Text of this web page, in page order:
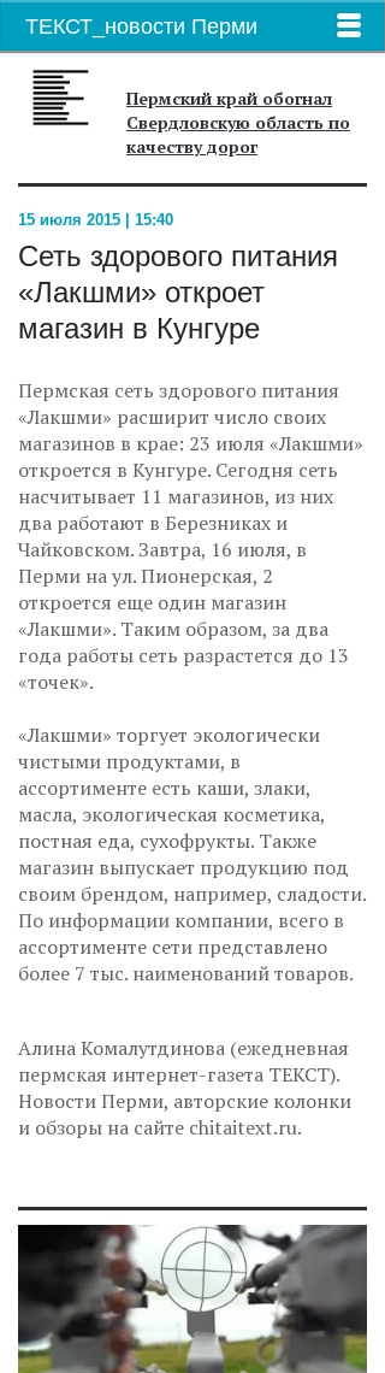
ТЕКСТ_новости Перми
Пермский край обогнал
Свердловскую область по
качеству дорог
15 июля 2015 | 15:40
Сеть здорового питания
«Лакшми» откроет
магазин в Кунгуре
Пермская сеть здорового питания
«Лакшми» расширит число своих
магазинов в крае: 23 июля «Лакшми»
откроется в Кунгуре. Сегодня сеть
насчитывает 11 магазинов, из них
два работают в Березниках и
Чайковском. Завтра, 16 июля, в
Перми на ул. Пионерская, 2
откроется еще один магазин
«Лакшми». Таким образом, за два
года работы сеть разрастется до 13
«точек».
«Лакшми» торгует экологически
чистыми продуктами, в
ассортименте есть каши, злаки,
масла, экологическая косметика,
постная еда, сухофрукты. Также
магазин выпускает продукцию под
своим брендом, например, сладости.
По информации компании, всего в
ассортименте сети представлено
более 7 тыс. наименований товаров.
Алина Комалутдинова (ежедневная
пермская интернет-газета ТЕКСТ).
Новости Перми, авторские колонки
и обзоры на сайте chitaitext.ru.